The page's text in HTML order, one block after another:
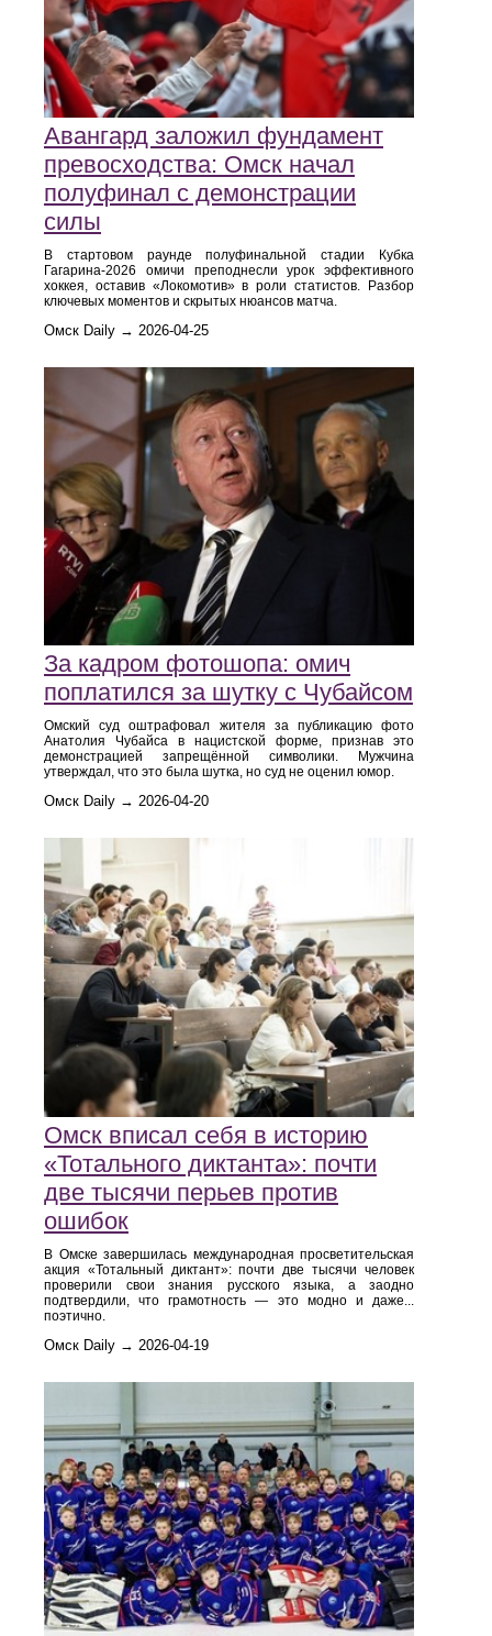
Авангард заложил фундамент
превосходства: Омск начал
полуфинал с демонстрации
силы
В стартовом раунде полуфинальной стадии Кубка
Гагарина-2026 омичи преподнесли урок эффективного
хоккея, оставив «Локомотив» в роли статистов. Разбор
ключевых моментов и скрытых нюансов матча.
Омск Daily → 2026-04-25
За кадром фотошопа: омич
поплатился за шутку с Чубайсом
Омский суд оштрафовал жителя за публикацию фото
Анатолия Чубайса в нацистской форме, признав это
демонстрацией запрещённой символики. Мужчина
утверждал, что это была шутка, но суд не оценил юмор.
Омск Daily → 2026-04-20
Омск вписал себя в историю
«Тотального диктанта»: почти
две тысячи перьев против
ошибок
В Омске завершилась международная просветительская
акция «Тотальный диктант»: почти две тысячи человек
проверили свои знания русского языка, а заодно
подтвердили, что грамотность — это модно и даже...
поэтично.
Омск Daily → 2026-04-19